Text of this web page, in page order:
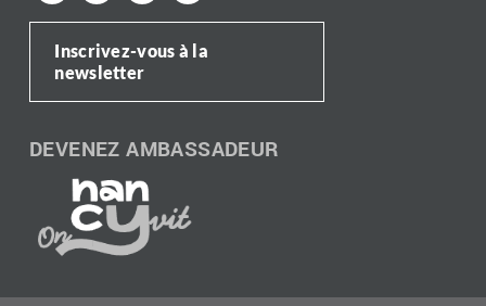
Inscrivez-vous à la
newsletter
DEVENEZ AMBASSADEUR